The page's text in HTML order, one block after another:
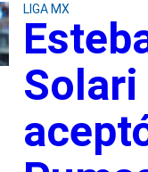
LIGA MX
Solari